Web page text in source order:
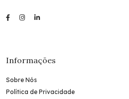
Informações
Sobre Nós
Política de Privacidade